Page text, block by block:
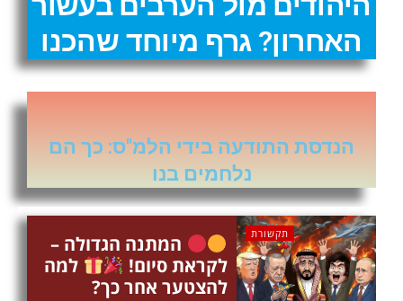
האחרון? גרף מיוחד שהכנו
הנדסת התודעה בידי הלמ"ס: כך הם
נלחמים בנו
תקשורת
המתנה הגדולה –
לקראת סיום!
למה
להצטער אחר כך?